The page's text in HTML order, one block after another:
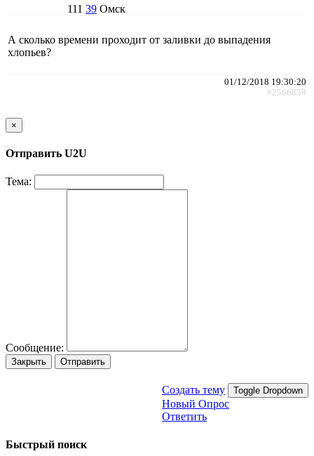
111 39 Омск
А сколько времени проходит от заливки до выпадения
хлопьев?
01/12/2018 19:30:20
#2566859
×
Отправить U2U
Тема:
Сообщение:
Закрыть Отправить
Создать тему Toggle Dropdown
Новый Опрос
Ответить
Быстрый поиск